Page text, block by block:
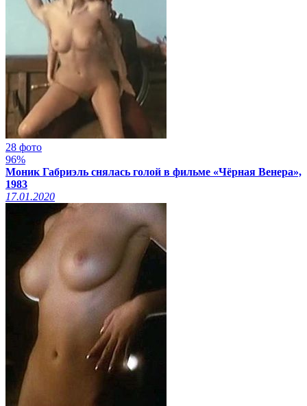
28 фото
96%
Моник Габриэль снялась голой в фильме «Чёрная Венера»,
1983
17.01.2020